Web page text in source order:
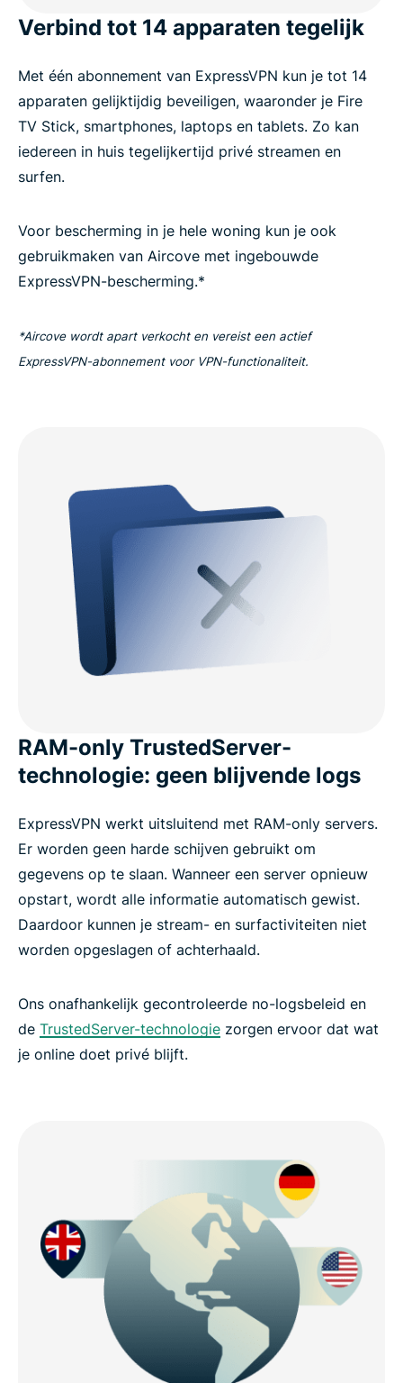
Verbind tot 14 apparaten tegelijk
Met één abonnement van ExpressVPN kun je tot 14
apparaten gelijktijdig beveiligen, waaronder je Fire
TV Stick, smartphones, laptops en tablets. Zo kan
iedereen in huis tegelijkertijd privé streamen en
surfen.
Voor bescherming in je hele woning kun je ook
gebruikmaken van Aircove met ingebouwde
ExpressVPN-bescherming.*
*Aircove wordt apart verkocht en vereist een actief
ExpressVPN-abonnement voor VPN-functionaliteit.
RAM-only TrustedServer-
technologie: geen blijvende logs
ExpressVPN werkt uitsluitend met RAM-only servers.
Er worden geen harde schijven gebruikt om
gegevens op te slaan. Wanneer een server opnieuw
opstart, wordt alle informatie automatisch gewist.
Daardoor kunnen je stream- en surfactiviteiten niet
worden opgeslagen of achterhaald.
Ons onafhankelijk gecontroleerde no-logsbeleid en
de TrustedServer-technologie zorgen ervoor dat wat
je online doet privé blijft.